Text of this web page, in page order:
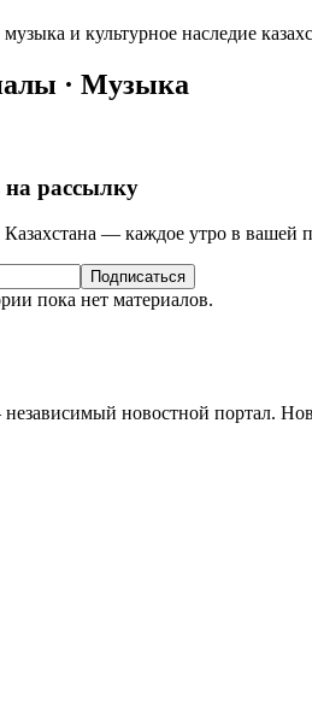
и культурное наследие
· Музыка
рассылку
— каждое утро в вашей
Подписаться
пока нет материалов.
новостной портал.